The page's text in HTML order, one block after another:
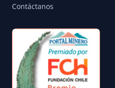
Contáctanos